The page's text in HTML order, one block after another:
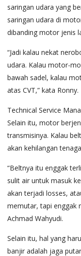
saringan udara yang
saringan udara di
dibanding motor jenis
“Jadi kalau nekat
udara. Kalau motor-
bawah sadel, kalau
atas CVT,” kata Ronny.
Technical Service
Selain itu, motor
transmisinya. Kalau
akan kehilangan tenaga
“Beltnya itu enggak
sulit air untuk masuk
akan terjadi losses,
memutar, tapi enggak
Achmad Wahyudi.
Selain itu, hal yang
banjir adalah jaga